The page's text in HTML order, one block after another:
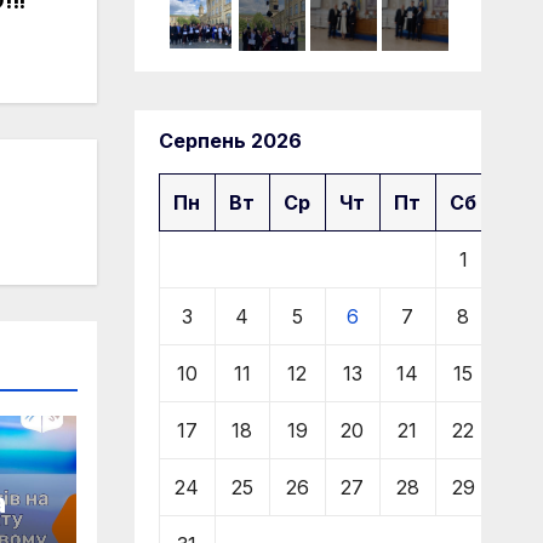
Серпень 2026
Пн Вт Ср Чт Пт Сб
1
3 4 5 6 7 8
10 11 12 13 14 15
17 18 19 20 21 22
24 25 26 27 28 29